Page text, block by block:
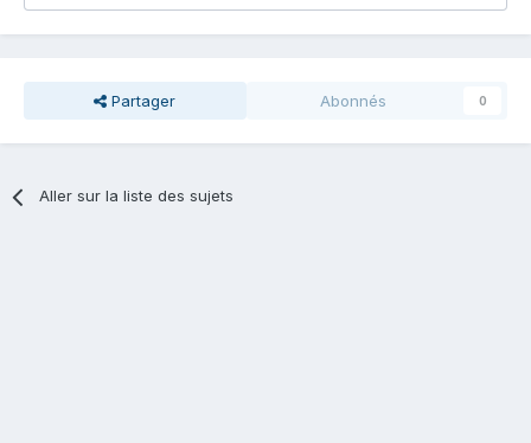
Partager Abonnés 0
Aller sur la liste des sujets